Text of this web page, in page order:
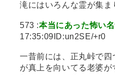
滝にはいろんな霊が集
573 :本当にあった怖い
17:35:09ID:un2SE/+r0
一昔前には、正丸峠で
が真上を向いてる老婆